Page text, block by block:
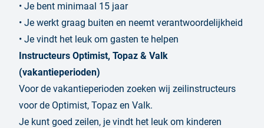
• Je bent minimaal 15 jaar
• Je werkt graag buiten en neemt verantwoordelijkheid
• Je vindt het leuk om gasten te helpen
Instructeurs Optimist, Topaz & Valk
(vakantieperioden)
Voor de vakantieperioden zoeken wij zeilinstructeurs
voor de Optimist, Topaz en Valk.
Je kunt goed zeilen, je vindt het leuk om kinderen